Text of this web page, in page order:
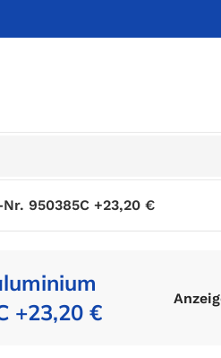
950385C +23,20 €
+23,20 €